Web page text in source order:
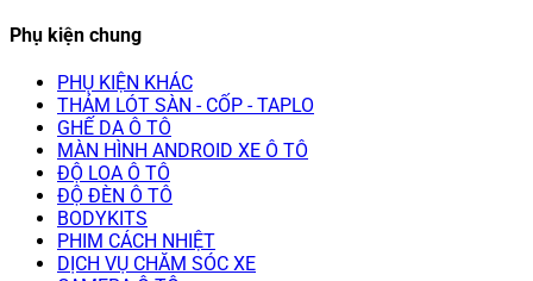
Phụ kiện chung
PHỤ KIỆN KHÁC
THẢM LÓT SÀN - CỐP - TAPLO
GHẾ DA Ô TÔ
MÀN HÌNH ANDROID XE Ô TÔ
ĐỘ LOA Ô TÔ
ĐỘ ĐÈN Ô TÔ
BODYKITS
PHIM CÁCH NHIỆT
DỊCH VỤ CHĂM SÓC XE